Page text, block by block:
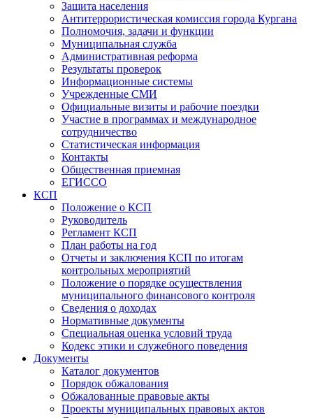
Защита населения
Антитеррористическая комиссия города Кургана
Полномочия, задачи и функции
Муниципальная служба
Административная реформа
Результаты проверок
Информационные системы
Учрежденные СМИ
Официальные визиты и рабочие поездки
Участие в программах и международное
сотрудничество
Статистическая информация
Контакты
Общественная приемная
ЕГИССО
КСП
Положение о КСП
Руководитель
Регламент КСП
План работы на год
Отчеты и заключения КСП по итогам
контрольных мероприятий
Положение о порядке осуществления
муниципального финансового контроля
Сведения о доходах
Нормативные документы
Специальная оценка условий труда
Кодекс этики и служебного поведения
Документы
Каталог документов
Порядок обжалования
Обжалованные правовые акты
Проекты муниципальных правовых актов